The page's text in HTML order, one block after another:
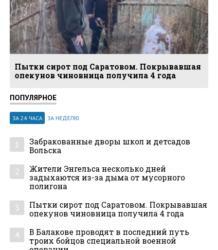
Пытки сирот под Саратовом. Покрывавшая
опекунов чиновница получила 4 года
ПОПУЛЯРНОЕ
ЗА 24 ЧАСА ЗА НЕДЕЛЮ
1
Забракованные дворы школ и детсадов
Вольска
2
Жители Энгельса несколько дней
задыхаются из-за дыма от мусорного
полигона
3
Пытки сирот под Саратовом. Покрывавшая
опекунов чиновница получила 4 года
4
В Балакове проводят в последний путь
троих бойцов специальной военной